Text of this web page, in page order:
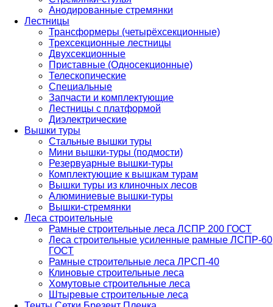
Анодированные стремянки
Лестницы
Трансформеры (четырёхсекционные)
Трехсекционные лестницы
Двухсекционные
Приставные (Односекционные)
Телескопические
Специальные
Запчасти и комплектующие
Лестницы с платформой
Диэлектрические
Вышки туры
Стальные вышки туры
Мини вышки-туры (подмости)
Резервуарные вышки-туры
Комплектующие к вышкам турам
Вышки туры из клиночных лесов
Алюминиевые вышки-туры
Вышки-стремянки
Леса строительные
Рамные строительные леса ЛСПР 200 ГОСТ
Леса строительные усиленные рамные ЛСПР-60
ГОСТ
Рамные строительные леса ЛРСП-40
Клиновые строительные леса
Хомутовые строительные леса
Штыревые строительные леса